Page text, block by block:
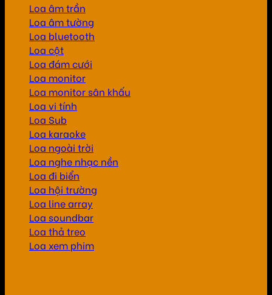
Loa âm trần
Loa âm tường
Loa bluetooth
Loa cột
Loa đám cưới
Loa monitor
Loa monitor sân khấu
Loa vi tính
Loa Sub
Loa karaoke
Loa ngoài trời
Loa nghe nhạc nền
Loa đi biển
Loa hội trường
Loa line array
Loa soundbar
Loa thả treo
Loa xem phim